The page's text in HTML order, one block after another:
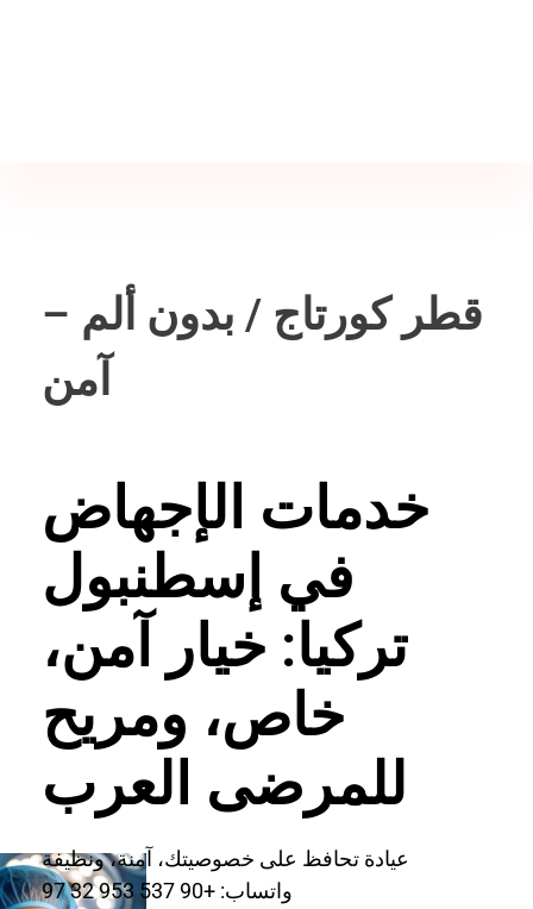
قطر كورتاج / بدون ألم –
آمن
خدمات الإجهاض
في إسطنبول
تركيا: خيار آمن،
خاص، ومريح
للمرضى العرب
عيادة تحافظ على خصوصيتك، آمنة، ونظيفة
واتساب: +90 537 953 32 97